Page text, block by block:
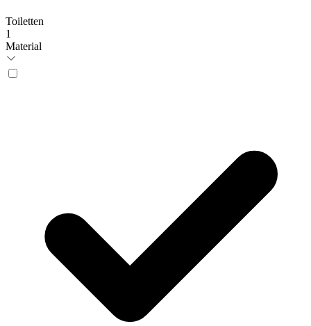
Toiletten
1
Material